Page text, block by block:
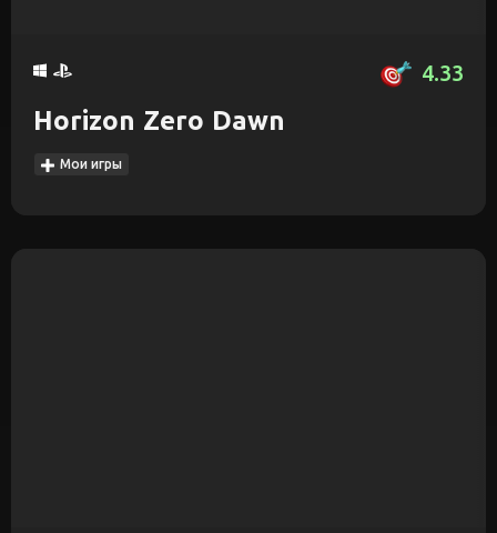
4.33
Horizon Zero Dawn
Мои игры